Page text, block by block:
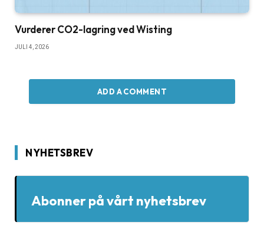
Vurderer CO2-lagring ved Wisting
JULI 4, 2026
ADD A COMMENT
NYHETSBREV
Abonner på vårt nyhetsbrev